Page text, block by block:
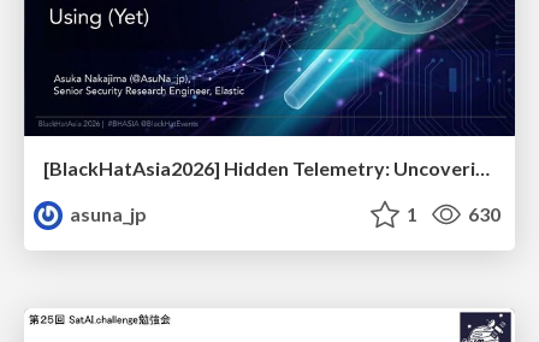
[BlackHatAsia2026] Hidden Telemetry: Uncovering TraceLogging ETW Providers You're Not Using (Yet)
asuna_jp
1 630